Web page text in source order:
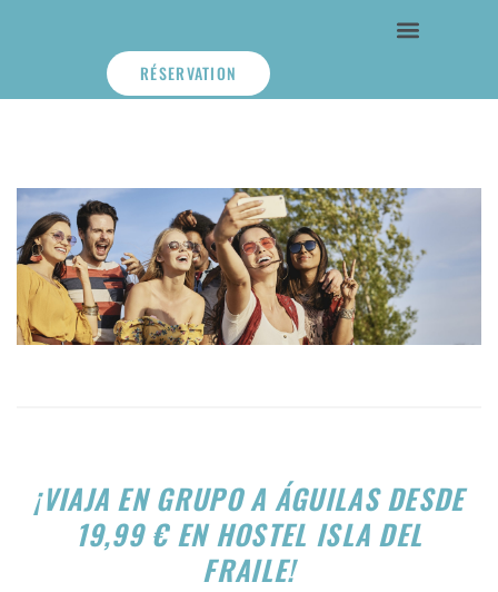
RÉSERVATION
¡VIAJA EN GRUPO A ÁGUILAS DESDE
19,99 € EN HOSTEL ISLA DEL
FRAILE!